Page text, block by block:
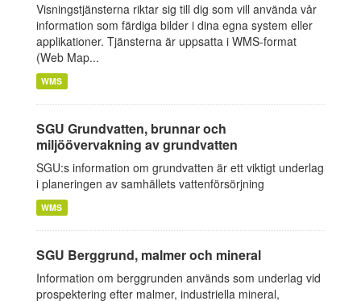
Visningstjänsterna riktar sig till dig som vill använda vår
information som färdiga bilder i dina egna system eller
applikationer. Tjänsterna är uppsatta i WMS-format
(Web Map...
WMS
SGU Grundvatten, brunnar och
miljöövervakning av grundvatten
SGU:s information om grundvatten är ett viktigt underlag
i planeringen av samhällets vattenförsörjning
WMS
SGU Berggrund, malmer och mineral
Information om berggrunden används som underlag vid
prospektering efter malmer, industriella mineral,